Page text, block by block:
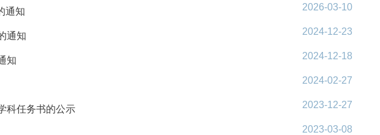
通知 2026-03-10
通知 2024-12-23
知 2024-12-18
2024-02-27
科任务书的公示 2023-12-27
2023-03-08